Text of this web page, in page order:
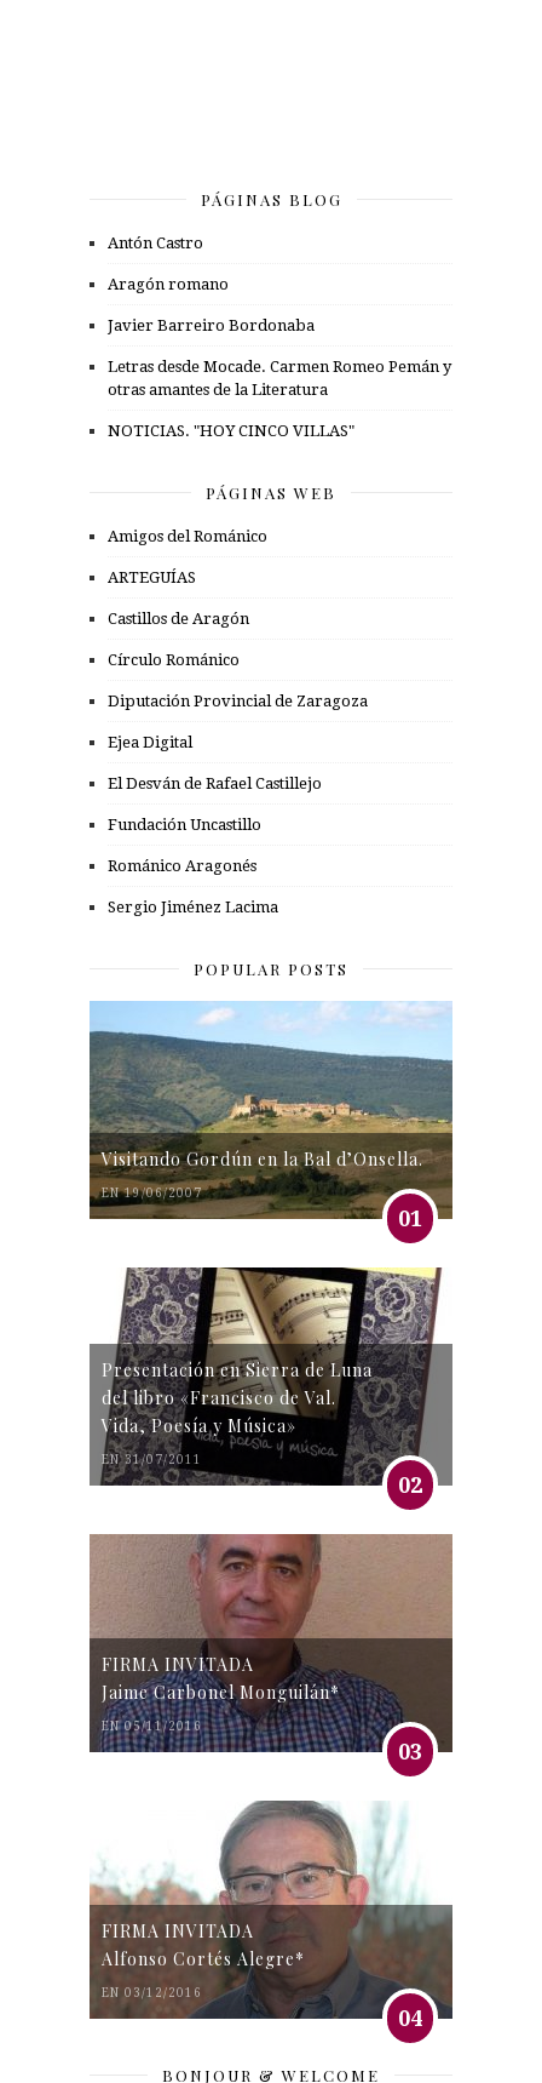
PÁGINAS BLOG
Antón Castro
Aragón romano
Javier Barreiro Bordonaba
Letras desde Mocade. Carmen Romeo Pemán y
otras amantes de la Literatura
NOTICIAS. "HOY CINCO VILLAS"
PÁGINAS WEB
Amigos del Románico
ARTEGUÍAS
Castillos de Aragón
Círculo Románico
Diputación Provincial de Zaragoza
Ejea Digital
El Desván de Rafael Castillejo
Fundación Uncastillo
Románico Aragonés
Sergio Jiménez Lacima
POPULAR POSTS
Visitando Gordún en la Bal d’Onsella.
EN 19/06/2007
01
Presentación en Sierra de Luna
del libro «Francisco de Val.
Vida, Poesía y Música»
EN 31/07/2011
02
FIRMA INVITADA
Jaime Carbonel Monguilán*
EN 05/11/2016
03
FIRMA INVITADA
Alfonso Cortés Alegre*
EN 03/12/2016
04
BONJOUR & WELCOME